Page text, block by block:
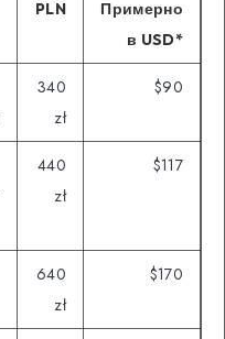
PLN
Примерно
в USD*
340
zł
$90
440
zł
$117
640
zł
$170